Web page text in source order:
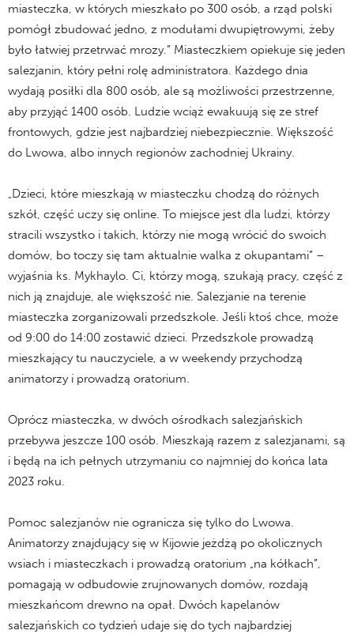
miasteczka, w których mieszkało po 300 osób, a rząd polski
pomógł zbudować jedno, z modułami dwupiętrowymi, żeby
było łatwiej przetrwać mrozy.” Miasteczkiem opiekuje się jeden
salezjanin, który pełni rolę administratora. Każdego dnia
wydają posiłki dla 800 osób, ale są możliwości przestrzenne,
aby przyjąć 1400 osób. Ludzie wciąż ewakuują się ze stref
frontowych, gdzie jest najbardziej niebezpiecznie. Większość
do Lwowa, albo innych regionów zachodniej Ukrainy.
„Dzieci, które mieszkają w miasteczku chodzą do różnych
szkół, część uczy się online. To miejsce jest dla ludzi, którzy
stracili wszystko i takich, którzy nie mogą wrócić do swoich
domów, bo toczy się tam aktualnie walka z okupantami” –
wyjaśnia ks. Mykhaylo. Ci, którzy mogą, szukają pracy, część z
nich ją znajduje, ale większość nie. Salezjanie na terenie
miasteczka zorganizowali przedszkole. Jeśli ktoś chce, może
od 9:00 do 14:00 zostawić dzieci. Przedszkole prowadzą
mieszkający tu nauczyciele, a w weekendy przychodzą
animatorzy i prowadzą oratorium.
Oprócz miasteczka, w dwóch ośrodkach salezjańskich
przebywa jeszcze 100 osób. Mieszkają razem z salezjanami, są
i będą na ich pełnych utrzymaniu co najmniej do końca lata
2023 roku.
Pomoc salezjanów nie ogranicza się tylko do Lwowa.
Animatorzy znajdujący się w Kijowie jeżdżą po okolicznych
wsiach i miasteczkach i prowadzą oratorium „na kółkach”,
pomagają w odbudowie zrujnowanych domów, rozdają
mieszkańcom drewno na opał. Dwóch kapelanów
salezjańskich co tydzień udaje się do tych najbardziej